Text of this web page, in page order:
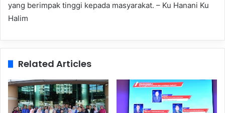
yang berimpak tinggi kepada masyarakat. – Ku Hanani Ku
Halim
Related Articles